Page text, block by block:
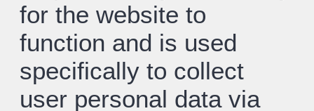
for the website to
function and is used
specifically to collect
user personal data via